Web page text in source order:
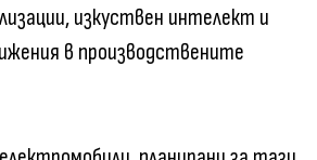
изкуствен интелект и
в производствените